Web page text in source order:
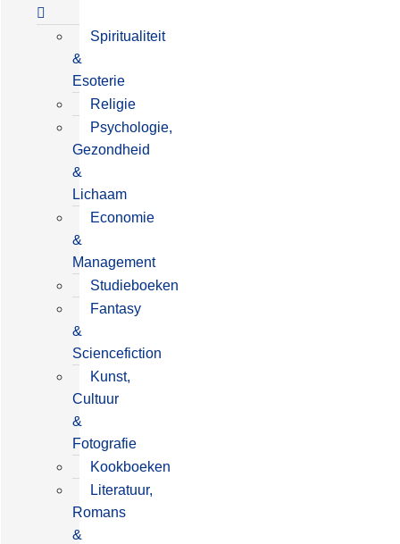
Spiritualiteit
&
Esoterie
Religie
Psychologie,
Gezondheid
&
Lichaam
Economie
&
Management
Studieboeken
Fantasy
&
Sciencefiction
Kunst,
Cultuur
&
Fotografie
Kookboeken
Literatuur,
Romans
&